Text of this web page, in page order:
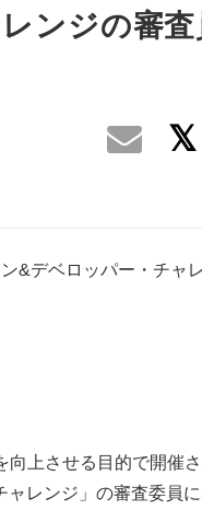
ンジの審
&デベロッパー・チャ
向上させる目的で開催
レンジ」の審査委員